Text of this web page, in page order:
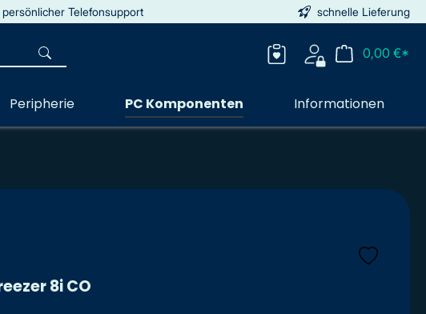
persönlicher Telefonsupport schnelle Lieferung
0,00 €*
Peripherie PC Komponenten Informationen
8i CO